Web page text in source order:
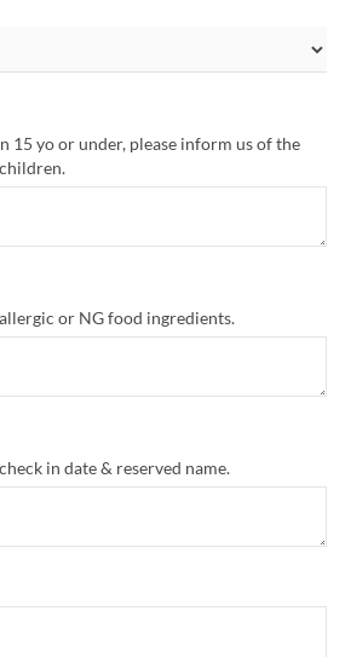
15 yo or under, please inform us of the
or NG food ingredients.
in date & reserved name.